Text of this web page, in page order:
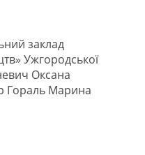
заклад
Ужгородської
Оксана
Гораль Марина